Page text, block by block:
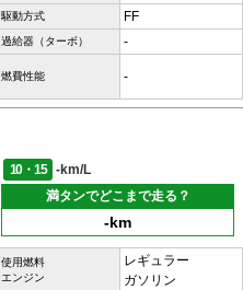
駆動方式 FF
過給器（ターボ） -
燃費性能 -
10・15
-km/L
満タンでどこまで走る？
-km
使用燃料
エンジン
レギュラー
ガソリン